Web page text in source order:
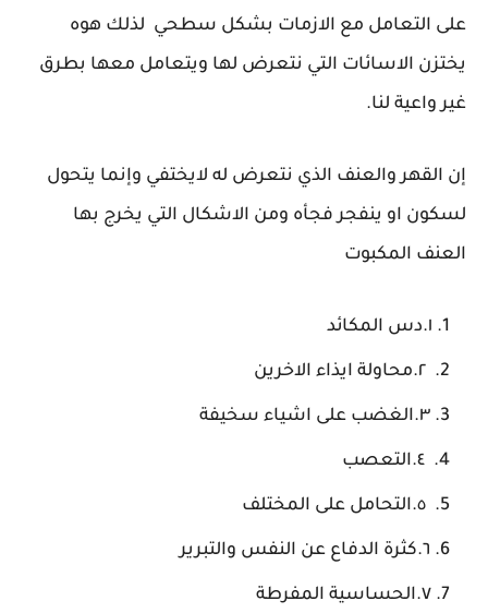
على التعامل مع الازمات بشكل سطحي لذلك هوه
يختزن الاسائات التي نتعرض لها ويتعامل معها بطرق
غير واعية لنا.
إن القهر والعنف الذي نتعرض له لايختفي وإنما يتحول
لسكون او ينفجر فجأه ومن الاشكال التي يخرج بها
العنف المكبوت
١.دس المكائد
٣.الغضب على اشياء سخيفة
٦.كثرة الدفاع عن النفس والتبرير
٧.الحساسية المفرطة